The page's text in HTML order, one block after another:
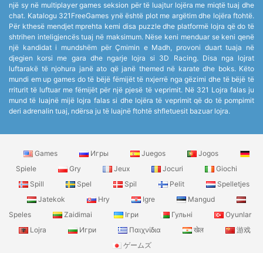
një sy në multiplayer games seksion për të luajtur lojëra me miqtë tuaj dhe
chat. Katalogu 321FreeGames ynë është plot me argëtim dhe lojëra ftohtë.
Për kthesë mendjet mprehta kemi disa puzzle dhe platformë lojra që do të
shtrihen inteligjencës tuaj në maksimum. Nëse keni menduar se keni qenë
një kandidat i mundshëm për Çmimin e Madh, provoni duart tuaja në
djegien korsi me gara dhe ngarje lojra si 3D Racing. Disa nga lojrat
luftarakë të njohura janë ato që janë themed në karate dhe boks. Këto
mundi em up games do të bëjë fëmijët të nxjerrë nga gëzimi dhe të bëjë të
rriturit të luftuar me fëmijët për një pjesë të veprimit. Në 321 Lojra falas ju
mund të luajnë mijë lojra falas si dhe lojëra të veprimit që do të pompimit
deri adrenalin tuaj, ndërsa ju të luajnë ftohtë shfletuesit bazuar lojra.
Games Игры Juegos
Jogos
Spiele
Gry Jeux Jocuri
Giochi
Spill
Spel Spil Pelit
Spelletjes
Jatekok
Hry Igre
Mangud
Speles
Zaidimai Ігри Гульні
Oyunlar
Lojra
Игри Παιχνίδια खेल
游戏
ゲームズ